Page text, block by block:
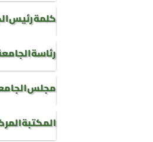
كلمة رئيس
رئاسة
مجلس
المكتبة